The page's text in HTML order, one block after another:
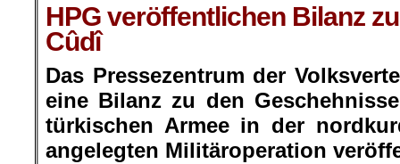
HPG veröffentlichen Bilanz
Cûdî
Das Pressezentrum der
eine Bilanz zu den
türkischen Armee in der
angelegten Militäroperation